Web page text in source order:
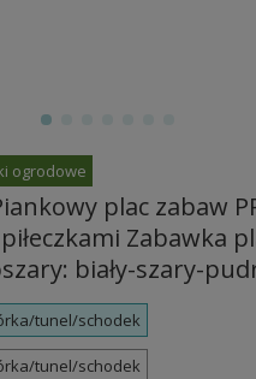
ogrodowe
plac zabaw
Zabawka
biały-szary-
tunel/schodek
tunel/schodek